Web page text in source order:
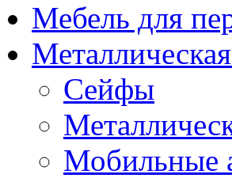
Мебель для
Сейфы
Мобильные